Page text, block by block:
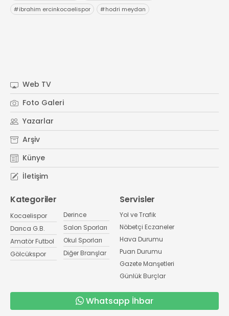
#ibrahim ercinkocaelispor #hodri meydan
Web TV
Foto Galeri
Yazarlar
Arşiv
Künye
İletişim
Kategoriler
Kocaelispor
Darıca G.B.
Amatör Futbol
Gölcükspor
Derince
Salon Sporları
Okul Sporları
Diğer Branşlar
Servisler
Yol ve Trafik
Nöbetçi Eczaneler
Hava Durumu
Puan Durumu
Gazete Manşetleri
Günlük Burçlar
Whatsapp İhbar